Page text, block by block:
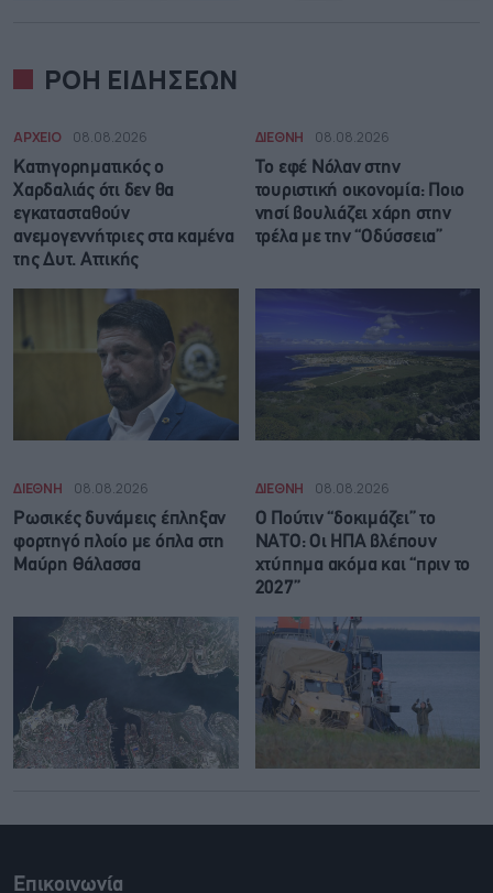
ΡΟΗ ΕΙΔΗΣΕΩΝ
ΑΡΧΕΙΟ 08.08.2026
Κατηγορηματικός ο
Χαρδαλιάς ότι δεν θα
εγκατασταθούν
ανεμογεννήτριες στα καμένα
της Δυτ. Αττικής
ΔΙΕΘΝΗ 08.08.2026
Το εφέ Νόλαν στην
τουριστική οικονομία: Ποιο
νησί βουλιάζει χάρη στην
τρέλα με την “Οδύσσεια”
ΔΙΕΘΝΗ 08.08.2026
Ρωσικές δυνάμεις έπληξαν
φορτηγό πλοίο με όπλα στη
Μαύρη Θάλασσα
ΔΙΕΘΝΗ 08.08.2026
Ο Πούτιν “δοκιμάζει” το
ΝΑΤΟ: Οι ΗΠΑ βλέπουν
χτύπημα ακόμα και “πριν το
2027”
Επικοινωνία